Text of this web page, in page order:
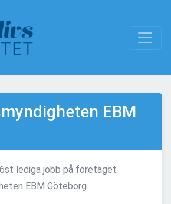
EBM
lediga jobb på företaget
EBM Göteborg.